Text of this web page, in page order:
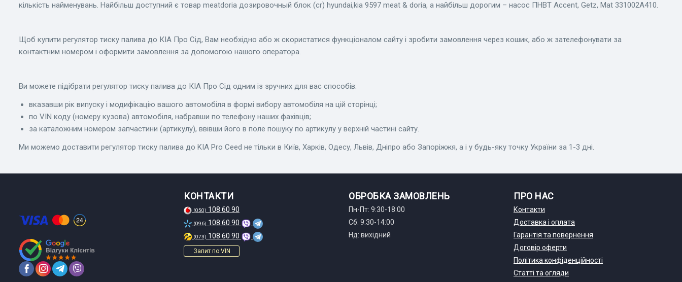
кількість найменувань. Найбільш доступний є товар meatdoria дозировочный блок (cr) hyundai,kia 9597 meat & doria, а найбільш дорогим – насос ПНВТ Accent, Getz, Mat 331002A410.
Щоб купити регулятор тиску палива до КІА Про Сід, Вам необхідно або ж скористатися функціоналом сайту і зробити замовлення через кошик, або ж зателефонувати за
контактним номером і оформити замовлення за допомогою нашого оператора.
Ви можете підібрати регулятор тиску палива до КІА Про Сід одним із зручних для вас способів:
вказавши рік випуску і модифікацію вашого автомобіля в формі вибору автомобіля на цій сторінці;
по VIN коду (номеру кузова) автомобіля, набравши по телефону наших фахівців;
за каталожним номером запчастини (артикулу), ввівши його в поле пошуку по артикулу у верхній частині сайту.
Ми можемо доставити регулятор тиску палива до KIA Pro Ceed не тільки в Київ, Харків, Одесу, Львів, Дніпро або Запоріжжя, а і у будь-яку точку України за 1-3 дні.
КОНТАКТИ
(050) 108 60 90
(096) 108 60 90
(073) 108 60 90
Запит по VIN
ОБРОБКА ЗАМОВЛЕНЬ
Пн-Пт: 9:30-18:00
Сб: 9:30-14:00
Нд: вихідний
ПРО НАС
Контакти
Доставка і оплата
Гарантія та повернення
Договір оферти
Політика конфіденційності
Статті та огляди